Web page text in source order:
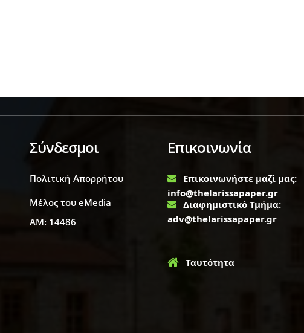
Σύνδεσμοι
Πολιτική Απορρήτου
Μέλος του eMedia
ΑΜ: 14486
Επικοινωνία
Επικοινωνήστε μαζί μας:
info@thelarissapaper.gr
Διαφημιστικό Τμήμα:
adv@thelarissapaper.gr
Ταυτότητα